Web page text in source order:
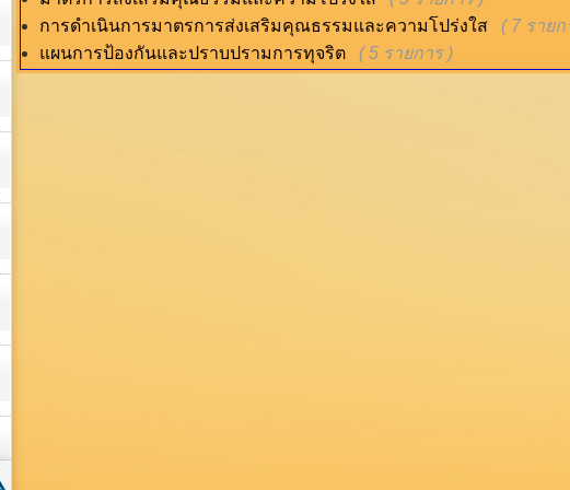
การดำเนินการมาตรการส่งเสริมคุณธรรมและความโปร่งใส
( 7 รายก
แผนการป้องกันและปราบปรามการทุจริต
( 5 รายการ )